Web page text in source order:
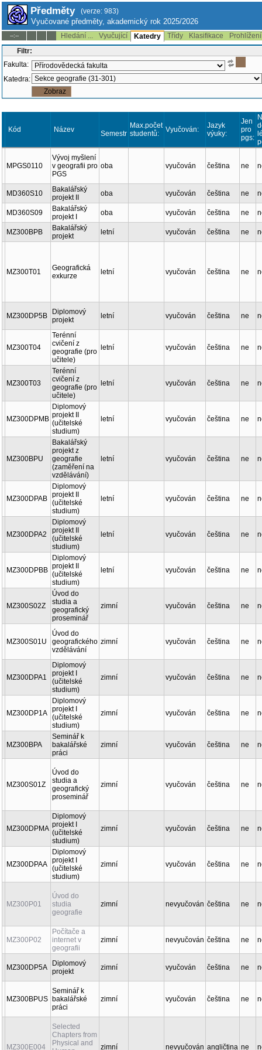
Předměty (verze: 983)
Vyučované předměty, akademický rok 2025/2026
--:-- Hledání ... Vyučující Katedry Třídy Klasifikace
Filtr:
Fakulta:
Katedra:
Kód Název Semestr
Max.počet
studentů:
Vyučován:
Jazyk
výuky:
Jen
pro
pgs:
MPGS0110
Vývoj myšlení
v geografii pro
PGS
oba vyučován čeština ne
MD360S10
Bakalářský
projekt II
oba vyučován čeština ne
MD360S09
Bakalářský
projekt I
oba vyučován čeština ne
MZ300BPB
Bakalářský
projekt
letní vyučován čeština ne
MZ300T01
Geografická
exkurze
letní vyučován čeština ne
MZ300DP5B
Diplomový
projekt
letní vyučován čeština ne
MZ300T04
Terénní
cvičení z
geografie (pro
učitele)
letní vyučován čeština ne
MZ300T03
Terénní
cvičení z
geografie (pro
učitele)
letní vyučován čeština ne
MZ300DPMB
Diplomový
projekt II
(učitelské
studium)
letní vyučován čeština ne
MZ300BPU
Bakalářský
projekt z
geografie
(zaměření na
vzdělávání)
letní vyučován čeština ne
MZ300DPAB
Diplomový
projekt II
(učitelské
studium)
letní vyučován čeština ne
MZ300DPA2
Diplomový
projekt II
(učitelské
studium)
letní vyučován čeština ne
MZ300DPBB
Diplomový
projekt II
(učitelské
studium)
letní vyučován čeština ne
MZ300S02Z
Úvod do
studia a
geografický
proseminář
zimní vyučován čeština ne
MZ300S01U
Úvod do
geografického
vzdělávání
zimní vyučován čeština ne
MZ300DPA1
Diplomový
projekt I
(učitelské
studium)
zimní vyučován čeština ne
MZ300DP1A
Diplomový
projekt I
(učitelské
studium)
zimní vyučován čeština ne
MZ300BPA
Seminář k
bakalářské
práci
zimní vyučován čeština ne
MZ300S01Z
Úvod do
studia a
geografický
proseminář
zimní vyučován čeština ne
MZ300DPMA
Diplomový
projekt I
(učitelské
studium)
zimní vyučován čeština ne
MZ300DPAA
Diplomový
projekt I
(učitelské
studium)
zimní vyučován čeština ne
MZ300P01
Úvod do
studia
geografie
zimní nevyučován čeština ne
MZ300P02
Počítače a
internet v
geografii
zimní nevyučován čeština ne
MZ300DP5A
Diplomový
projekt
zimní vyučován čeština ne
MZ300BPUS
Seminář k
bakalářské
práci
zimní vyučován čeština ne
MZ300E004
Selected
Chapters from
Physical and
zimní nevyučován angličtina ne